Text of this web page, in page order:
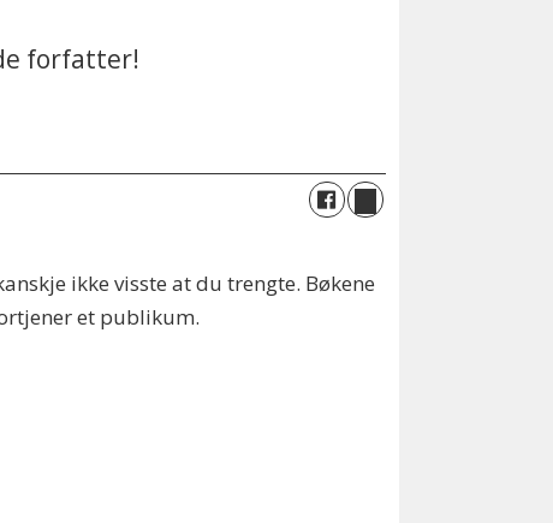
forfatter!
ikke visste at du trengte. Bøkene
et publikum.